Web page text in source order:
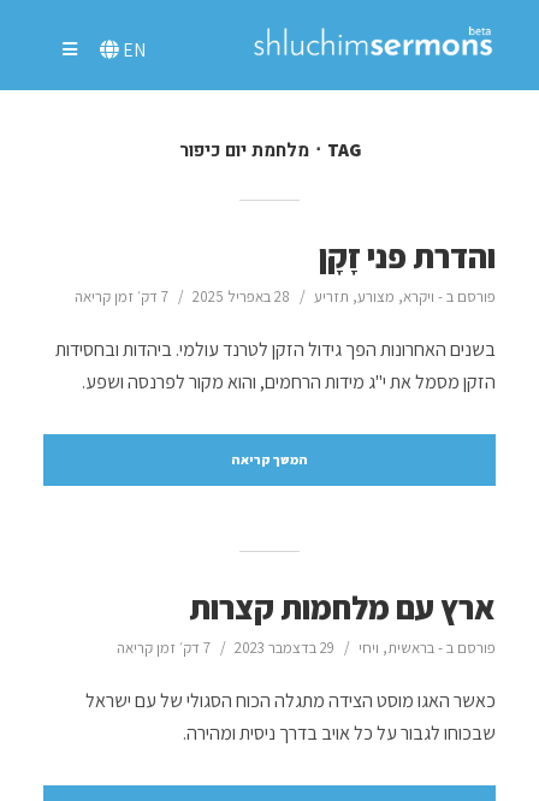
EN
TAG מלחמת יום כיפור
והדרת פני זָקָן
פורסם ב - ויקרא, מצורע, תזריע 28 באפריל 2025 7 דק׳ זמן קריאה
בשנים האחרונות הפך גידול הזקן לטרנד עולמי. ביהדות ובחסידות
הזקן מסמל את י"ג מידות הרחמים, והוא מקור לפרנסה ושפע.
המשך קריאה
ארץ עם מלחמות קצרות
פורסם ב -בראשית, ויחי 29 בדצמבר 2023 7 דק׳ זמן קריאה
כאשר האגו מוסט הצידה מתגלה הכוח הסגולי של עם ישראל
שבכוחו לגבור על כל אויב בדרך ניסית ומהירה.